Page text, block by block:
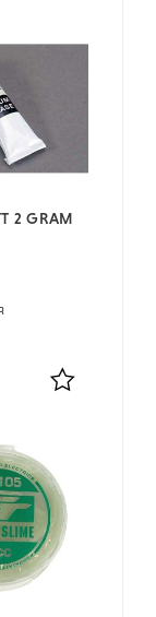
2 GRAM
Lägg till i